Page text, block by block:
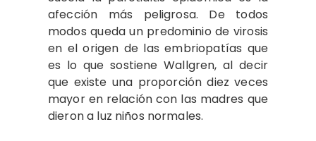
afección más peligrosa. De todos
modos queda un predominio de virosis
en el origen de las embriopatías que
es lo que sostiene Wallgren, al decir
que existe una proporción diez veces
mayor en relación con las madres que
dieron a luz niños normales.